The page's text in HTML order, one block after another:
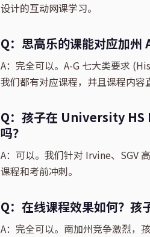
设计的互动网课学习。
Q：思高乐的课能对应加州
A：完全可以。A-G 七大类要求
我们都有对应课程，并且课程内容
Q：孩子在 University HS
吗？
A：可以。我们针对 Irvine、SGV
课程和考前冲刺。
Q：在线课程效果如何？孩
A：完全可以。南加州竞争激烈，